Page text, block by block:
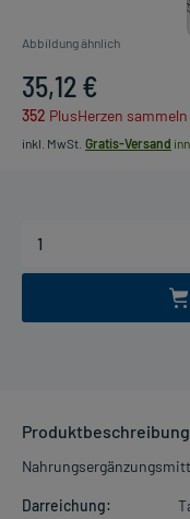
Abbildung ähnlich
35,12 €
352 PlusHerzen sammeln
inkl. MwSt. Gratis-Versand
Produktbeschreibung
Darreichung: